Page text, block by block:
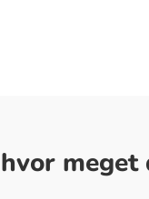
meget